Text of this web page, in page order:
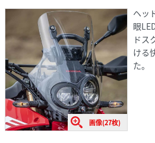
画像(27枚)
ヘッ
眼
ドス
ける
た。